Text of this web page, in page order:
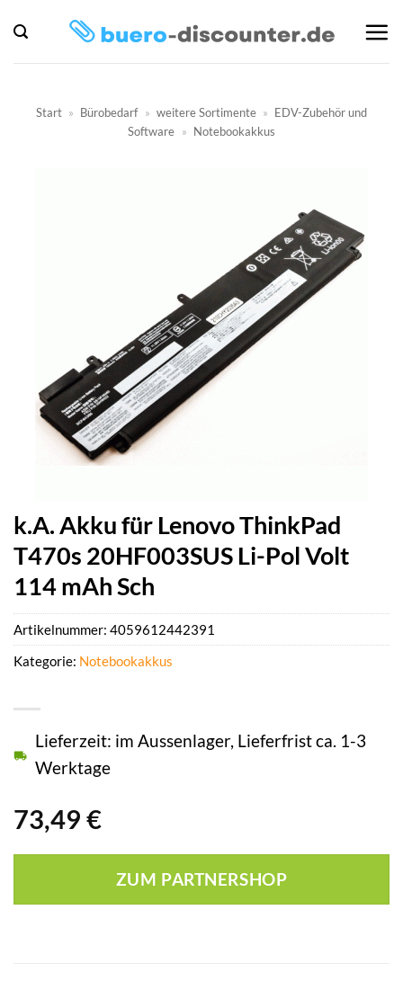
Inhalt
springen
Start » Bürobedarf » weitere Sortimente » EDV-Zubehör und
Software » Notebookakkus
k.A. Akku für Lenovo ThinkPad
T470s 20HF003SUS Li-Pol Volt
114 mAh Sch
73,49 €
Lieferzeit: im Aussenlager, Lieferfrist ca. 1-3
Werktage
ZUM PARTNERSHOP
Artikelnummer: 4059612442391
Kategorie: Notebookakkus